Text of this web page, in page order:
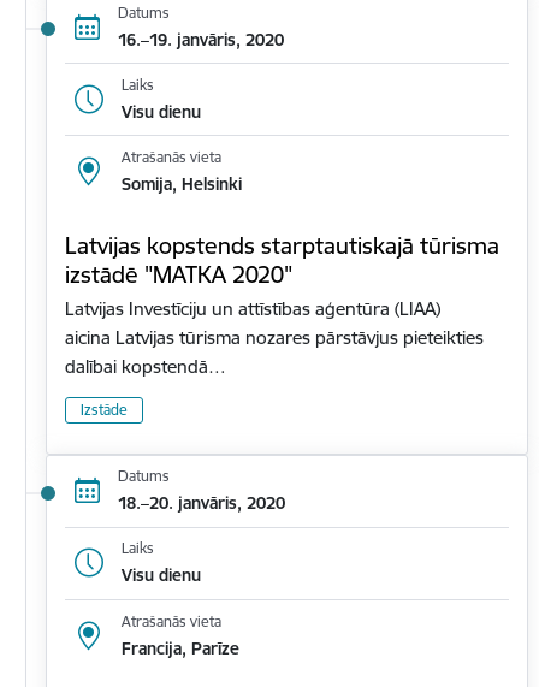
Datums
16.–19. janvāris, 2020
Laiks
Visu dienu
Atrašanās vieta
Somija, Helsinki
Latvijas kopstends starptautiskajā tūrisma
izstādē "MATKA 2020"
Latvijas Investīciju un attīstības aģentūra (LIAA)
aicina Latvijas tūrisma nozares pārstāvjus pieteikties
dalībai kopstendā…
Izstāde
Datums
18.–20. janvāris, 2020
Laiks
Visu dienu
Atrašanās vieta
Francija, Parīze